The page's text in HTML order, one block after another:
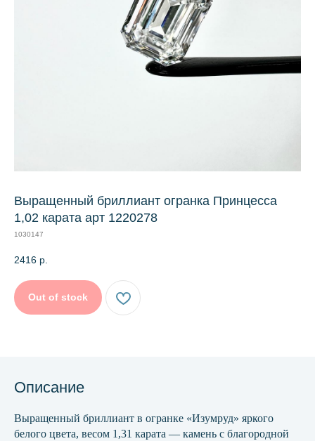
Выращенный бриллиант огранка Принцесса
1,02 карата арт 1220278
1030147
2416 р.
Out of stock
Описание
Выращенный бриллиант в огранке «Изумруд» яркого
белого цвета, весом 1,31 карата — камень с благородной